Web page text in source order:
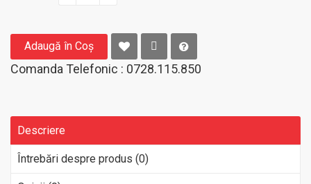
Adaugă în Coş
Comanda Telefonic : 0728.115.850
Descriere
Întrebări despre produs (0)